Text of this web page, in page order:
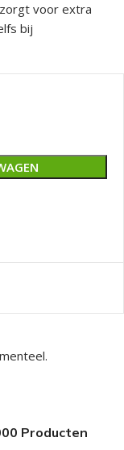
voor extra
bij
Producten